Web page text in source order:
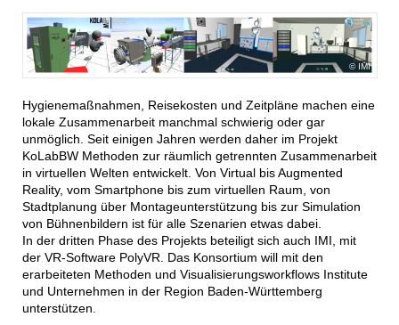
IMI
Hygienemaßnahmen, Reisekosten und Zeitpläne machen eine
lokale Zusammenarbeit manchmal schwierig oder gar
unmöglich. Seit einigen Jahren werden daher im Projekt
KoLabBW Methoden zur räumlich getrennten Zusammenarbeit
in virtuellen Welten entwickelt. Von Virtual bis Augmented
Reality, vom Smartphone bis zum virtuellen Raum, von
Stadtplanung über Montageunterstützung bis zur Simulation
von Bühnenbildern ist für alle Szenarien etwas dabei.
In der dritten Phase des Projekts beteiligt sich auch IMI, mit
der VR-Software PolyVR. Das Konsortium will mit den
erarbeiteten Methoden und Visualisierungsworkflows Institute
und Unternehmen in der Region Baden-Württemberg
unterstützen.